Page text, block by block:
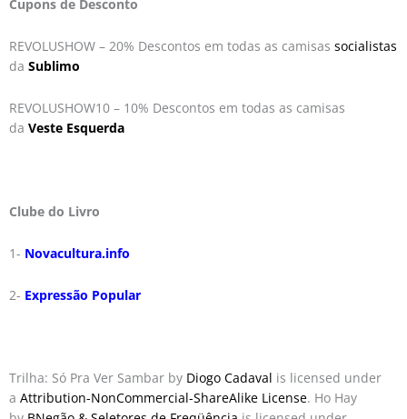
Cupons de Desconto
REVOLUSHOW – 20% Descontos em todas as camisas socialistas
da Sublimo
REVOLUSHOW10 – 10% Descontos em todas as camisas
da Veste Esquerda
Clube do Livro
1- Novacultura.info
2- Expressão Popular
Trilha: Só Pra Ver Sambar by Diogo Cadaval is licensed under
a Attribution-NonCommercial-ShareAlike License. Ho Hay